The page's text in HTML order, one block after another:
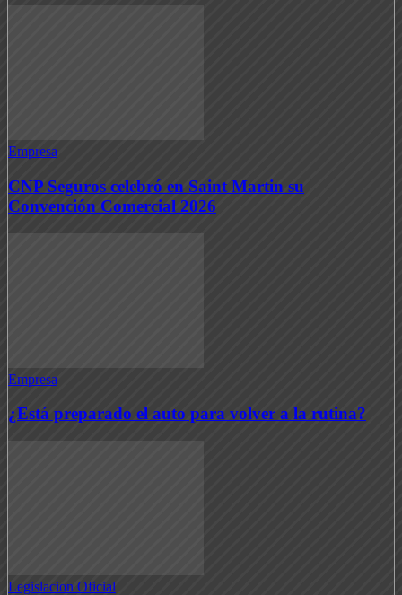
Empresa
CNP Seguros celebró en Saint Martin su
Convención Comercial 2026
Empresa
¿Está preparado el auto para volver a la rutina?
Legislacion Oficial